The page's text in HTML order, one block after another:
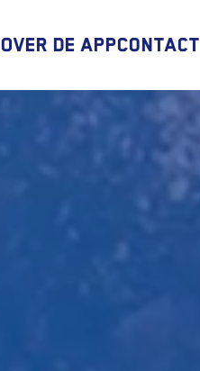
Over de appContact